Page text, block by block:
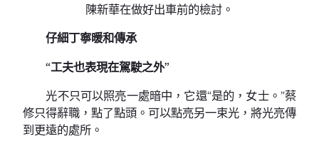
陳新華在做好出車前的檢討。
仔細丁寧暖和傳承
“工夫也表現在駕駛之外”
光不只可以照亮一處暗中，它還“是的，女士。”蔡
修只得辭職，點了點頭。可以點亮另一束光，將光亮傳
到更遠的處所。